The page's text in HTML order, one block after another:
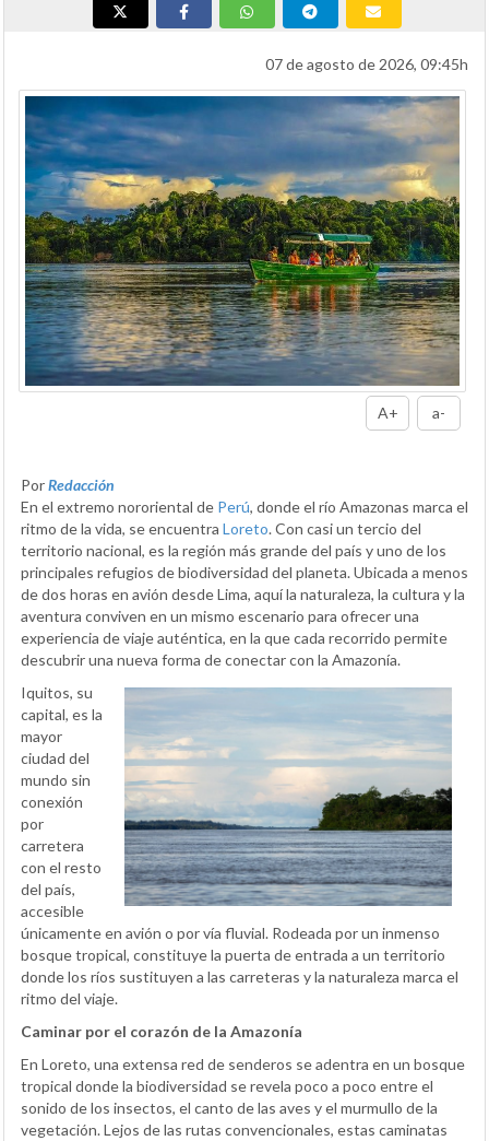
07 de agosto de 2026, 09:45h
A+ a-
PorRedacción
En el extremo nororiental de Perú, donde el río Amazonas marca el
ritmo de la vida, se encuentra Loreto. Con casi un tercio del
territorio nacional, es la región más grande del país y uno de los
principales refugios de biodiversidad del planeta. Ubicada a menos
de dos horas en avión desde Lima, aquí la naturaleza, la cultura y la
aventura conviven en un mismo escenario para ofrecer una
experiencia de viaje auténtica, en la que cada recorrido permite
descubrir una nueva forma de conectar con la Amazonía.
Iquitos, su
capital, es la
mayor
ciudad del
mundo sin
conexión
por
carretera
con el resto
del país,
accesible
únicamente en avión o por vía fluvial. Rodeada por un inmenso
bosque tropical, constituye la puerta de entrada a un territorio
donde los ríos sustituyen a las carreteras y la naturaleza marca el
ritmo del viaje.
Caminar por el corazón de la Amazonía
En Loreto, una extensa red de senderos se adentra en un bosque
tropical donde la biodiversidad se revela poco a poco entre el
sonido de los insectos, el canto de las aves y el murmullo de la
vegetación. Lejos de las rutas convencionales, estas caminatas